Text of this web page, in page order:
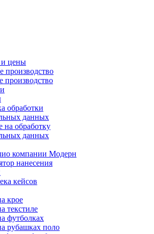
и цены
производство
производство
обработки
данных
на обработку
данных
компании Модерн
нанесения
кейсов
крое
текстиле
футболках
рубашках поло